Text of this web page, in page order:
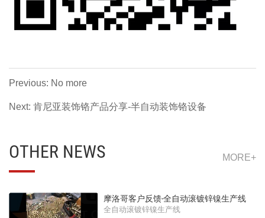
Previous: No more
Next: 肯尼亚装饰铬产品分享-半自动装饰铬设备
OTHER NEWS MORE+
摩洛哥客户反馈-全自动滚镀锌镍生产线
全自动滚镀锌镍生产线